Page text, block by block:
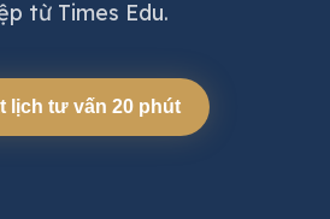
từ Times Edu.
lịch tư vấn 20 phút